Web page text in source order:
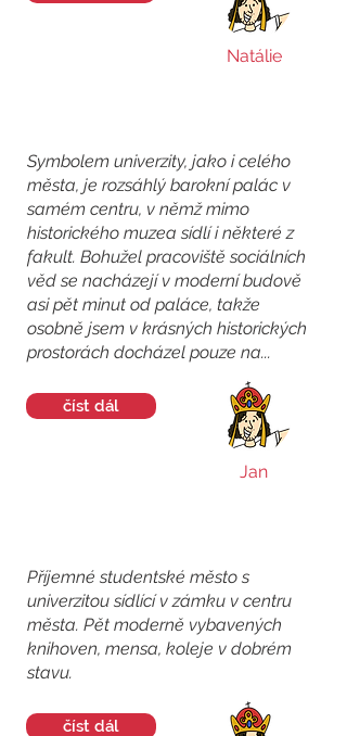
Natálie
Symbolem univerzity, jako i celého
města, je rozsáhlý barokní palác v
samém centru, v němž mimo
historického muzea sídlí i některé z
fakult. Bohužel pracoviště sociálních
věd se nacházejí v moderní budově
asi pět minut od paláce, takže
osobně jsem v krásných historických
prostorách docházel pouze na...
číst dál
Jan
Příjemné studentské město s
univerzitou sídlící v zámku v centru
města. Pět moderně vybavených
knihoven, mensa, koleje v dobrém
stavu.
číst dál